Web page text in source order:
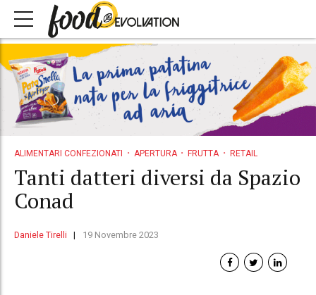
ALIMENTARI CONFEZIONATI APERTURA FRUTTA RETAIL
Tanti datteri diversi da Spazio
Conad
Daniele Tirelli 19 Novembre 2023